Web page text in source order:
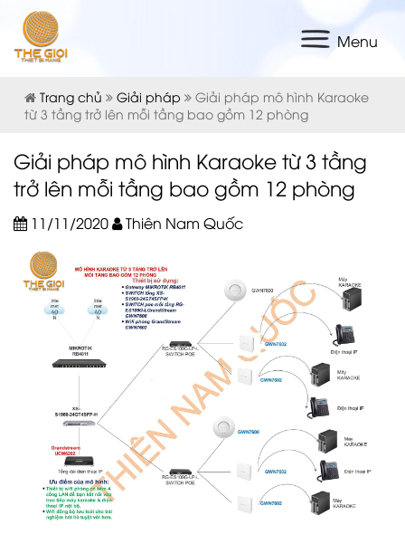
Menu
Trang chủ Giải pháp
Giải pháp mô hình Karaoke
từ 3 tầng trở lên mỗi tầng bao gồm 12 phòng
Giải pháp mô hình Karaoke từ 3 tầng
trở lên mỗi tầng bao gồm 12 phòng
11/11/2020 Thiên Nam Quốc